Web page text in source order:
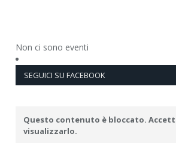
Non ci sono eventi
SEGUICI SU FACEBOOK
Questo contenuto è bloccato.
visualizzarlo.